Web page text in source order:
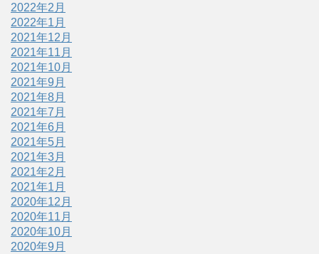
2022年2月
2022年1月
2021年12月
2021年11月
2021年10月
2021年9月
2021年8月
2021年7月
2021年6月
2021年5月
2021年3月
2021年2月
2021年1月
2020年12月
2020年11月
2020年10月
2020年9月